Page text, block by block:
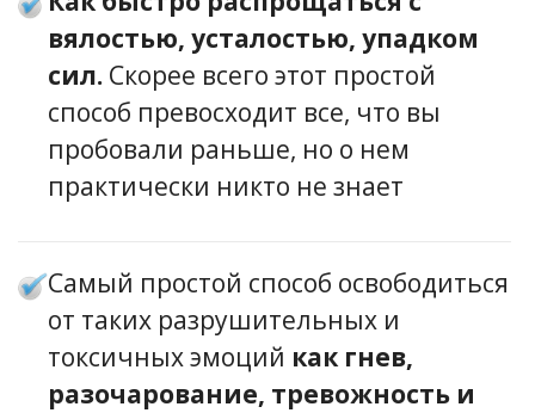
вялостью, усталостью, упадком
сил. Скорее всего этот простой
способ превосходит все, что вы
пробовали раньше, но о нем
практически никто не знает
Самый простой способ освободиться
от таких разрушительных и
токсичных эмоций как гнев,
разочарование, тревожность и